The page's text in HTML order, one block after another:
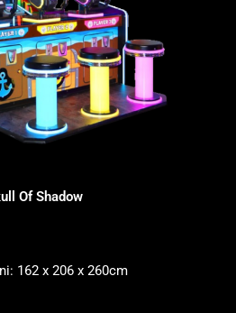
Of Shadow
162 x 206 x 260cm